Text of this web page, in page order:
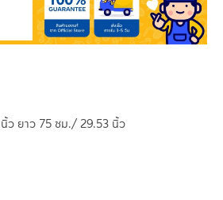
ว ยาว 75 ซม./ 29.53 นิ้ว